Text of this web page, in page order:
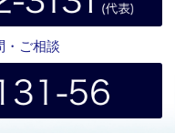
・ご相談